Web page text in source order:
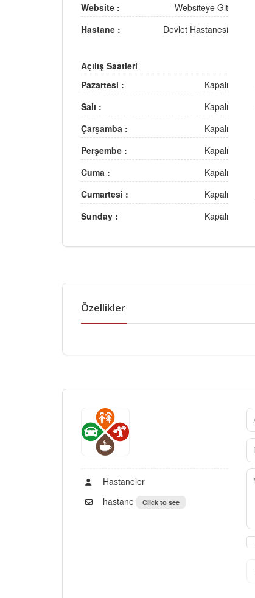
Website :
Websiteye Git
Hastane :
Devlet Hastanesi
Açılış Saatleri
Pazartesi :
Kapalı
Salı :
Kapalı
Çarşamba :
Kapalı
Perşembe :
Kapalı
Cuma :
Kapalı
Cumartesi :
Kapalı
Sunday :
Kapalı
Özellikler
Hastaneler
hastane
Click to see